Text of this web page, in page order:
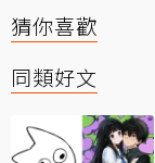
猜你喜歡
同類好文